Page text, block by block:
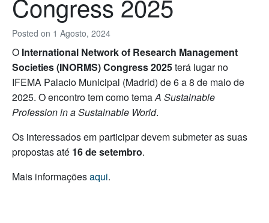
Posted on 1 Agosto, 2024
O International Network of Research Management
Societies (INORMS) Congress 2025terá lugar no
IFEMA Palacio Municipal (Madrid) de 6 a 8 de maio de
2025. O encontro tem como temaA Sustainable
Profession in a Sustainable World.
Os interessados em participar devem submeter as suas
propostas até 16 de setembro.
Mais informaçõesaqui.